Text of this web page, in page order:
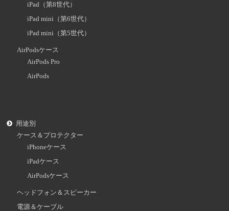
iPad（第8世代）
iPad mini（第6世代）
iPad mini（第5世代）
AirPodsケース
AirPods Pro
AirPods
用途別
ケース＆プロテクター
iPhoneケース
iPadケース
AirPodsケース
ヘッドフォン＆スピーカー
電源＆ケーブル